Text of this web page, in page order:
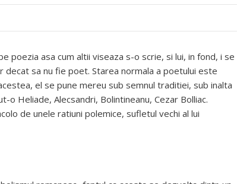
poezia asa cum altii viseaza s-o scrie, si lui, in fond, i se
decat sa nu fie poet. Starea normala a poetului este
el se pune mereu sub semnul traditiei, sub inalta
Heliade, Alecsandri, Bolintineanu, Cezar Bolliac.
de unele ratiuni polemice, sufletul vechi al lui